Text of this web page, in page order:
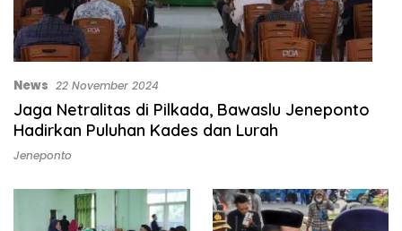
News 22 November 2024
Jaga Netralitas di Pilkada, Bawaslu Jeneponto
Hadirkan Puluhan Kades dan Lurah
Jeneponto